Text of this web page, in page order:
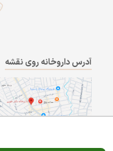
آدرس داروخانه روی نقشه